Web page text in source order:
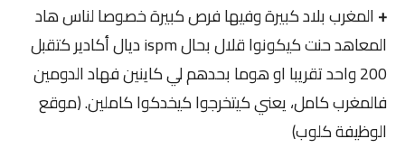
+المغرب بلاد كبيرة وفيها فرص كبيرة خصوصا لناس هاد
المعاهد حنت كيكونوا قلال بحال ispm ديال أكادير كتقبل
200 واحد تقريبا او هوما بحدهم لي كاينين فهاد الدومين
فالمغرب كامل، يعني كيتخرجوا كيخدكوا كاملين. (موقع
الوظيفة كلوب)